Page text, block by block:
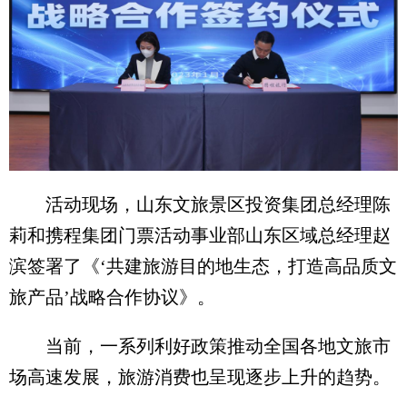
活动现场，山东文旅景区投资集团总经理陈
莉和携程集团门票活动事业部山东区域总经理赵
滨签署了《‘共建旅游目的地生态，打造高品质文
旅产品’战略合作协议》。
当前，一系列利好政策推动全国各地文旅市
场高速发展，旅游消费也呈现逐步上升的趋势。